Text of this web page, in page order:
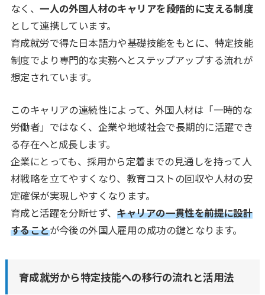
なく、一人の外国人材のキャリアを段階的に支える制度
として連携しています。
育成就労で得た日本語力や基礎技能をもとに、特定技能
制度でより専門的な実務へとステップアップする流れが
想定されています。
このキャリアの連続性によって、外国人材は「一時的な
労働者」ではなく、企業や地域社会で長期的に活躍でき
る存在へと成長します。
企業にとっても、採用から定着までの見通しを持って人
材戦略を立てやすくなり、教育コストの回収や人材の安
定確保が実現しやすくなります。
育成と活躍を分断せず、 キャリアの一貫性を前提に設計
することが今後の外国人雇用の成功の鍵となります。
育成就労から特定技能への移行の流れと活用法